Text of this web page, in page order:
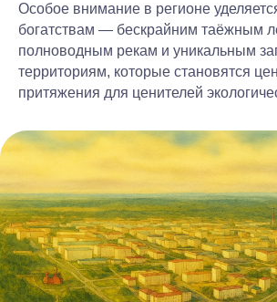
Особое внимание в регионе
богатствам — бескрайним таёжным
полноводным рекам и уникальным
территориям, которые становятся
притяжения для ценителей